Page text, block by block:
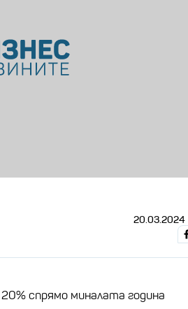
20.03.2024
спрямо миналата година